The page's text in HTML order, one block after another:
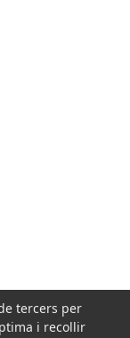
tercers per
i recollir